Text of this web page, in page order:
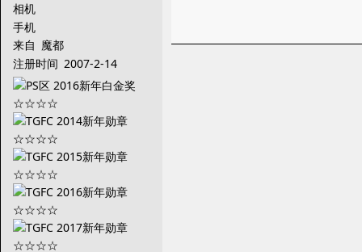
相机
手机
来自 魔都
注册时间 2007-2-14